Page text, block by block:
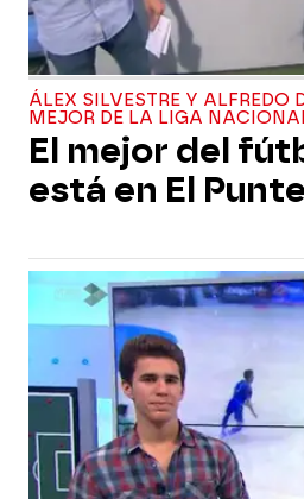
ÁLEX SILVESTRE Y ALFREDO
MEJOR DE LA LIGA
El mejor del
está en El